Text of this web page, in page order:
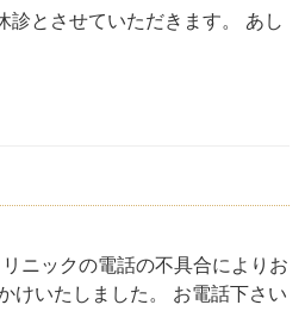
診とさせていただきます。 あし
ニックの電話の不具合によりお
けいたしました。 お電話下さい